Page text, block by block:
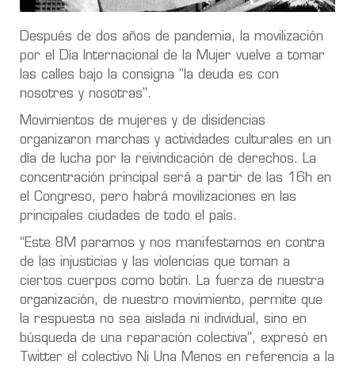
Después de dos años de pandemia, la movilización
por el Día Internacional de la Mujer vuelve a tomar
las calles bajo la consigna "la deuda es con
nosotres y nosotras".
Movimientos de mujeres y de disidencias
organizaron marchas y actividades culturales en un
día de lucha por la reivindicación de derechos. La
concentración principal será a partir de las 16h en
el Congreso, pero habrá movilizaciones en las
principales ciudades de todo el país.
“Este 8M paramos y nos manifestamos en contra
de las injusticias y las violencias que toman a
ciertos cuerpos como botín. La fuerza de nuestra
organización, de nuestro movimiento, permite que
la respuesta no sea aislada ni individual, sino en
búsqueda de una reparación colectiva”, expresó en
Twitter el colectivo Ni Una Menos en referencia a la